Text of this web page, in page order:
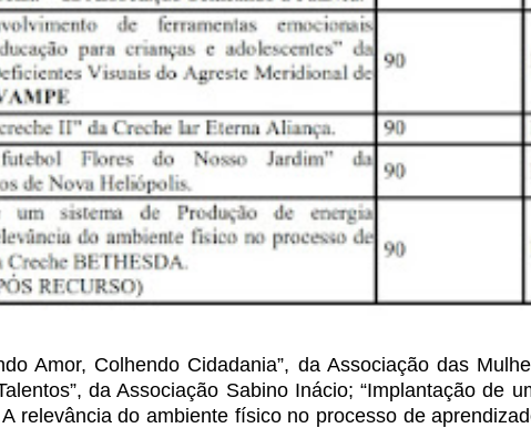
Amor, Colhendo Cidadania”, da Associação das
da Associação Sabino Inácio; “Implantação de
relevância do ambiente físico no processo de